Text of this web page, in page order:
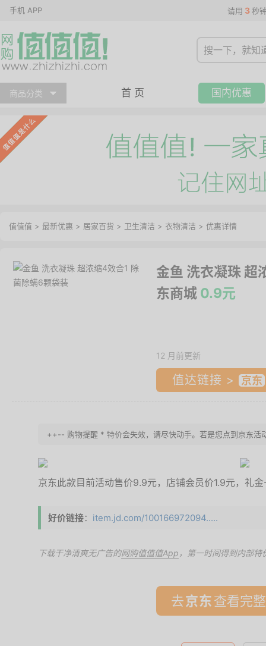
手机 APP 请用 3 秒
商品分类 首 页 国内优惠
值值值 > 最新优惠 > 居家百货 > 卫生清洁 > 衣物清洁 > 优惠详情
金鱼 洗衣凝珠 超
东商城 0.9元
12 月前更新
值达链接 >
++-- 购物提醒 * 特价会失效，请尽快动手。若是您点到京东
京东此款目前活动售价9.9元，店铺会员价1.9元，礼
好价链接： item.jd.com/100166972094.....
下载干净清爽无广告的网购值值值App ，第一时间得到内部特
去 查看完